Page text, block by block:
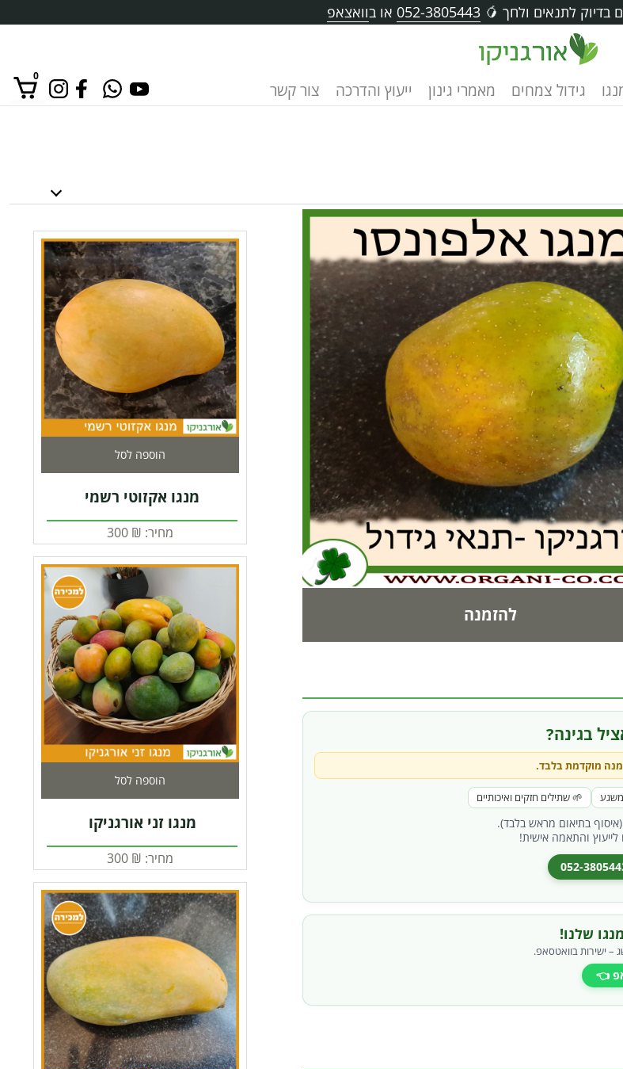
בדיוק לתנאים ולחך 🥭 052-3805443 או בוואצאפ
גידול צמחים מאמרי גינון ייעוץ והדרכה צור קשר
0
להזמנה
בגינה?
מוקדמת בלבד.
🌱 שתילים חזקים ואיכותיים
(איסוף בתיאום מראש בלבד).
לייעוץ והתאמה אישית!
שלנו!
– ישירות בוואטסאפ.
👈
הוספה לסל
מנגו אקזוטי רשמי
מחיר: ₪
הוספה לסל
מנגו זני אורגניקו
מחיר: ₪